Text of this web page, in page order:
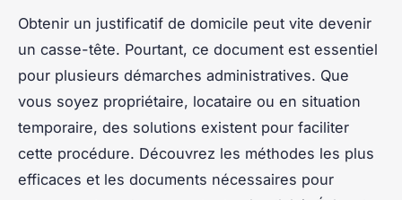
Obtenir un justificatif de domicile peut vite devenir
un casse-tête. Pourtant, ce document est essentiel
pour plusieurs démarches administratives. Que
vous soyez propriétaire, locataire ou en situation
temporaire, des solutions existent pour faciliter
cette procédure. Découvrez les méthodes les plus
efficaces et les documents nécessaires pour